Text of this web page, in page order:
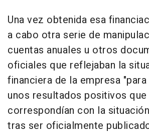
Una vez obtenida esa
a cabo otra serie de
cuentas anuales u otros
oficiales que reflejaban la
financiera de la empresa
unos resultados positivos que
correspondían con la
tras ser oficialmente